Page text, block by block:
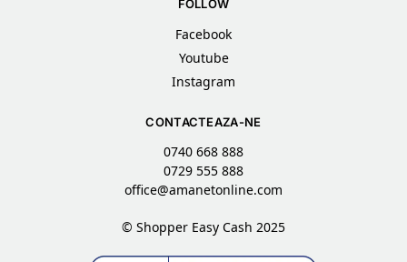
FOLLOW
Facebook
Youtube
Instagram
CONTACTEAZA-NE
0740 668 888
0729 555 888
office@amanetonline.com
© Shopper Easy Cash 2025